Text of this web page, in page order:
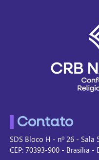
Contato
SDS Bloco H - nº 26 -
CEP: 70393-900 - Brasília -